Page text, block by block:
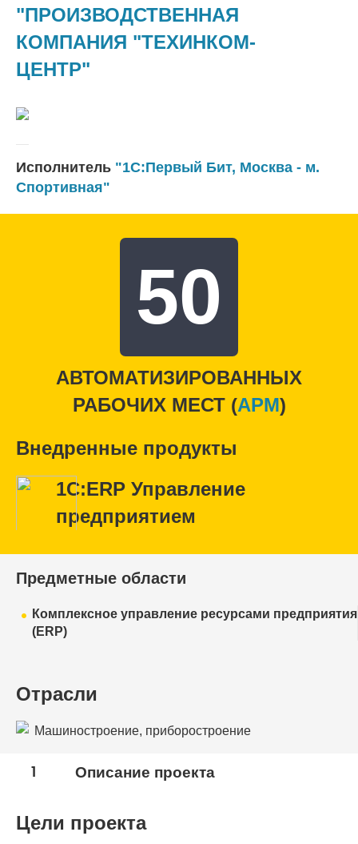
"ПРОИЗВОДСТВЕННАЯ
КОМПАНИЯ "ТЕХИНКОМ-
ЦЕНТР"
Исполнитель "1С:Первый Бит, Москва - м.
Спортивная"
50
АВТОМАТИЗИРОВАННЫХ
РАБОЧИХ МЕСТ (APM)
Внедренные продукты
1С:ERP Управление
предприятием
Предметные области
Комплексное управление ресурсами предприятия
(ERP)
Отрасли
Машиностроение, приборостроение
1 Описание проекта
Цели проекта